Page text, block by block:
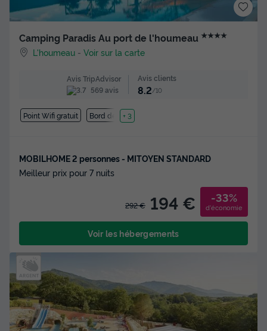
Camping Paradis Au port de l'houmeau ★★★★
L'houmeau -Voir sur la carte
Avis TripAdvisor
569 avis
Avis clients
8.2/10
Point Wifi gratuit Bord de mer
+ 3
MOBILHOME 2 personnes - MITOYEN STANDARD
Meilleur prix pour 7 nuits
292 € 194 € -33%
d'économie
Voir les hébergements